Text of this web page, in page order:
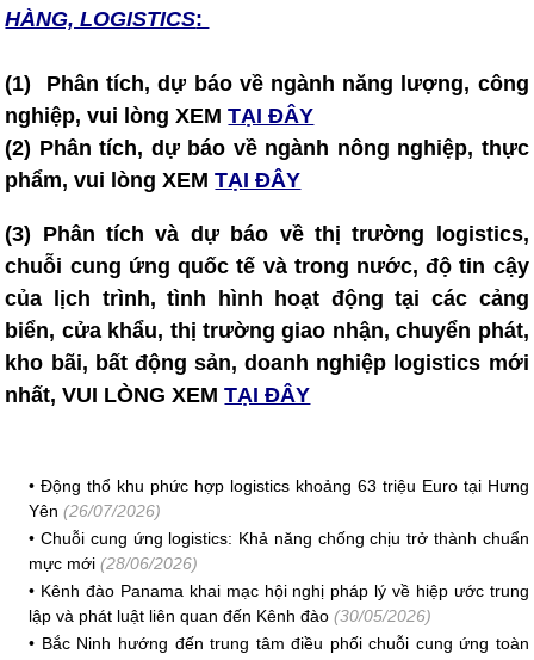
HÀNG, LOGISTICS:
(1) Phân tích, dự báo về ngành năng lượng, công
nghiệp, vui lòng XEMTẠI ĐÂY
(2) Phân tích, dự báo về ngành nông nghiệp, thực
phẩm, vui lòng XEMTẠI ĐÂY
(3) Phân tích và dự báo về thị trường logistics,
chuỗi cung ứng quốc tế và trong nước, độ tin cậy
của lịch trình, tình hình hoạt động tại các cảng
biển, cửa khẩu, thị trường giao nhận, chuyển phát,
kho bãi, bất động sản, doanh nghiệp logistics mới
nhất, VUI LÒNG XEM TẠI ĐÂY
•Động thổ khu phức hợp logistics khoảng 63 triệu Euro tại Hưng
Yên (26/07/2026)
•Chuỗi cung ứng logistics: Khả năng chống chịu trở thành chuẩn
mực mới (28/06/2026)
• Kênh đào Panama khai mạc hội nghị pháp lý về hiệp ước trung
lập và phát luật liên quan đến Kênh đào (30/05/2026)
• Bắc Ninh hướng đến trung tâm điều phối chuỗi cung ứng toàn